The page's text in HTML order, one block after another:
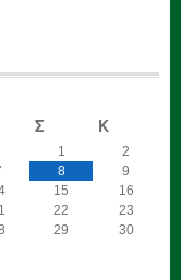
Σ Κ
1
2
8
9
15
16
22
23
29
30